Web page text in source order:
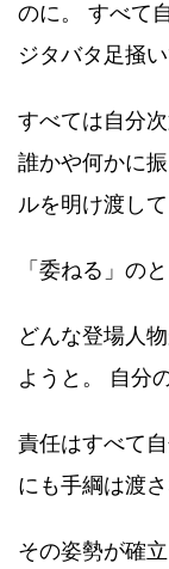
のに。 すべて
ジタバタ足掻
すべては自分
誰かや何かに
ルを明け渡して
「委ねる」の
どんな登場人
ようと。 自分
責任はすべて
にも手綱は渡さ
その姿勢が確